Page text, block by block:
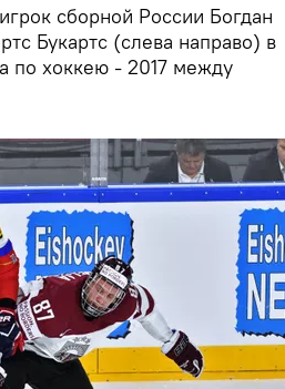
сборной России Богдан
Букартс (слева направо) в
по хоккею - 2017 между